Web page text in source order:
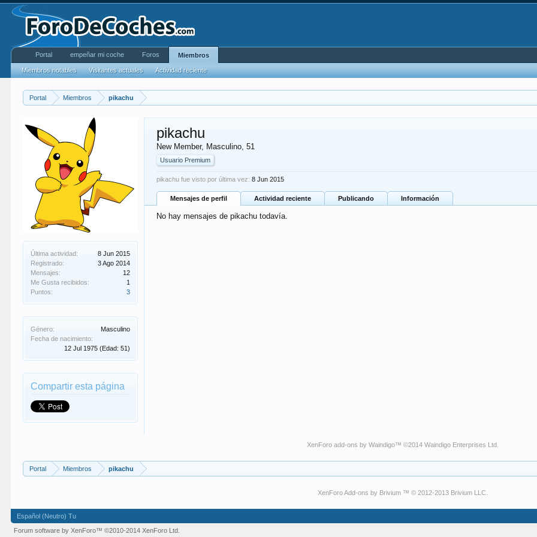
Portal Miembros pikachu
Última actividad:
8 Jun 2015
Registrado:
3 Ago 2014
Mensajes:
12
Me Gusta recibidos:
1
Puntos:
3
Género:
Masculino
Fecha de nacimiento:
12 Jul 1975 (Edad: 51)
Compartir esta página
pikachu
New Member, Masculino, 51
Usuario Premium
pikachu fue visto por última vez: 8 Jun 2015
Mensajes de perfil Actividad reciente Publicando Información
No hay mensajes de pikachu todavía.
XenForo add-ons by Waindigo™ ©2014 Waindigo Enterprises Ltd
Portal Miembros pikachu
XenForo Add-ons by Brivium ™ © 2012-2013 Brivium LLC.
Portal empeñar mi coche Foros Miembros
Miembros notables Visitantes actuales Actividad reciente
Español (Neutro) Tu
Forum software by XenForo™©2010-2014 XenForo Ltd.